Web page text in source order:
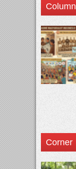
Column
Corner